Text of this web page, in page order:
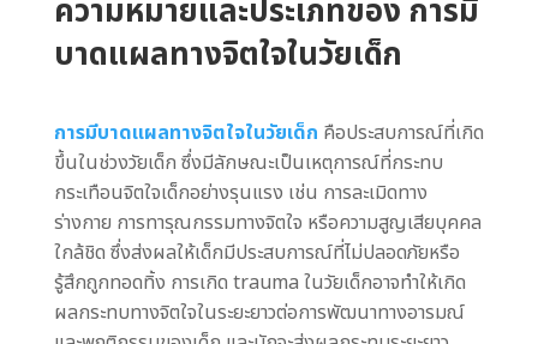
ความหมายและประเภทของ การมี
บาดแผลทางจิตใจในวัยเด็ก
การมีบาดแผลทางจิตใจในวัยเด็ก คือประสบการณ์ที่เกิด
ขึ้นในช่วงวัยเด็ก ซึ่งมีลักษณะเป็นเหตุการณ์ที่กระทบ
กระเทือนจิตใจเด็กอย่างรุนแรง เช่น การละเมิดทาง
ร่างกาย การทารุณกรรมทางจิตใจ หรือความสูญเสียบุคคล
ใกล้ชิด ซึ่งส่งผลให้เด็กมีประสบการณ์ที่ไม่ปลอดภัยหรือ
รู้สึกถูกทอดทิ้ง การเกิด trauma ในวัยเด็กอาจทำให้เกิด
ผลกระทบทางจิตใจในระยะยาวต่อการพัฒนาทางอารมณ์